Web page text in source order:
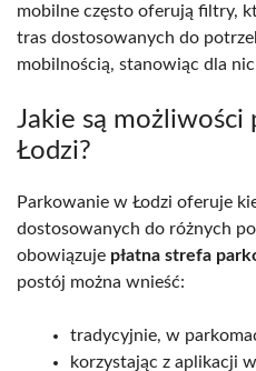
mobilne często oferują filtry,
tras dostosowanych do
mobilnością, stanowiąc dla
Jakie są możliwości
Łodzi?
Parkowanie w Łodzi oferuje
dostosowanych do różnych
obowiązuje płatna strefa
postój można wnieść:
tradycyjnie, w
korzystając z aplikacji